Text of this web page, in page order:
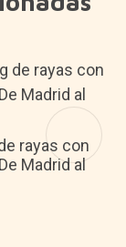
la